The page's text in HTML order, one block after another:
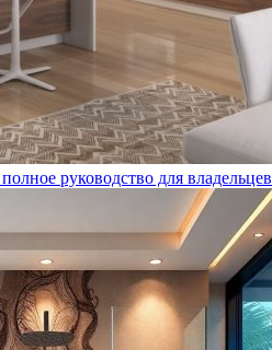
руководство для владельцев